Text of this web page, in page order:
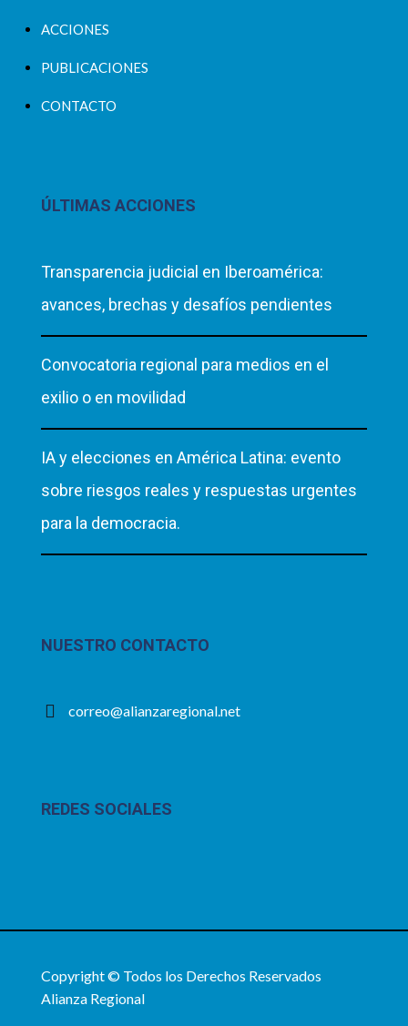
ACCIONES
PUBLICACIONES
CONTACTO
ÚLTIMAS ACCIONES
Transparencia judicial en Iberoamérica:
avances, brechas y desafíos pendientes
Convocatoria regional para medios en el
exilio o en movilidad
IA y elecciones en América Latina: evento
sobre riesgos reales y respuestas urgentes
para la democracia.
NUESTRO CONTACTO
correo@alianzaregional.net
REDES SOCIALES
Copyright © Todos los Derechos Reservados
Alianza Regional